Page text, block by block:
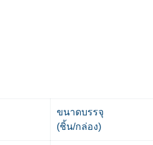
ขนาดบรรจุ
(ชิ้น/กล่อง)